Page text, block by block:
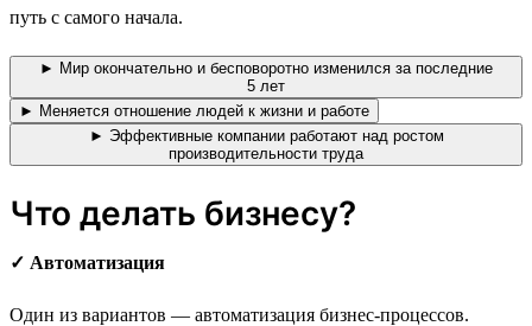
путь с самого начала.
► Мир окончательно и бесповоротно изменился за последние
5 лет
► Меняется отношение людей к жизни и работе
► Эффективные компании работают над ростом
производительности труда
Что делать бизнесу?
✓ Автоматизация
Один из вариантов — автоматизация бизнес-процессов.